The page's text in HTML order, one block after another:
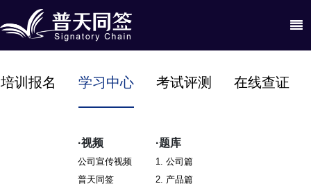
培训报名 学习中心 考试评测 在线查证
·视频
公司宣传视频
普天同签
·题库
1. 公司篇
2. 产品篇